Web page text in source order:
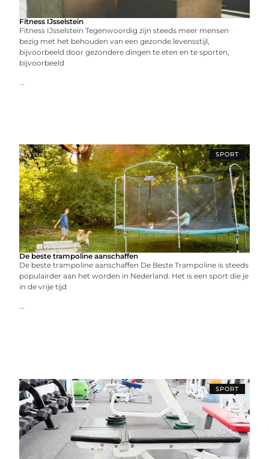
Fitness IJsselstein
Fitness IJsselstein Tegenwoordig zijn steeds meer mensen
bezig met het behouden van een gezonde levensstijl,
bijvoorbeeld door gezondere dingen te eten en te sporten,
bijvoorbeeld
...
SPORT
De beste trampoline aanschaffen
De beste trampoline aanschaffen De Beste Trampoline is steeds
populairder aan het worden in Nederland. Het is een sport die je
in de vrije tijd
...
SPORT